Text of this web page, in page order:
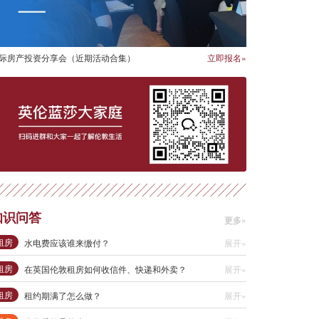
房产投资分享会（近期活动合集） 立即报名»
问答 更多»
房 水电费应该谁来缴付？ 展开»
房 在英国伦敦租房如何收信件、快递和外卖？ 展开»
房 租约期满了怎么做？ 展开»